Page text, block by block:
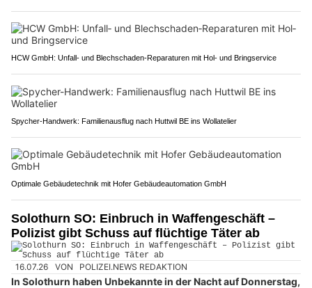
HCW GmbH: Unfall‑ und Blechschaden‑Reparaturen mit Hol‑ und Bringservice
Spycher-Handwerk: Familienausflug nach Huttwil BE ins Wollatelier
Optimale Gebäudetechnik mit Hofer Gebäudeautomation GmbH
Solothurn SO: Einbruch in Waffengeschäft –
Polizist gibt Schuss auf flüchtige Täter ab
16.07.26 VON POLIZEI.NEWS REDAKTION
In Solothurn haben Unbekannte in der Nacht auf Donnerstag,